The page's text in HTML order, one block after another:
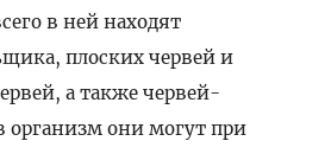
в ней находят
плоских червей и
а также червей-
организм они могут при